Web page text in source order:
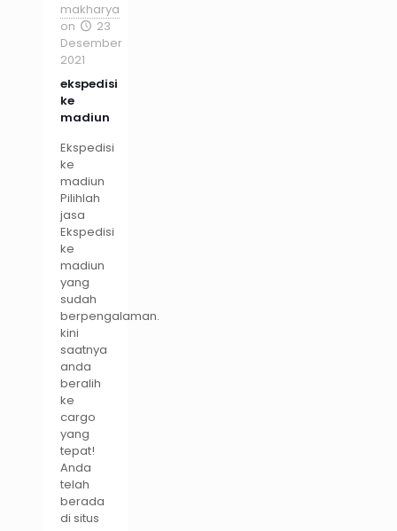
makharya
on
23
Desember
2021
ekspedisi
ke
madiun
Ekspedisi
ke
madiun
Pilihlah
jasa
Ekspedisi
ke
madiun
yang
sudah
berpengalaman.
kini
saatnya
anda
beralih
ke
cargo
yang
tepat!
Anda
telah
berada
di situs